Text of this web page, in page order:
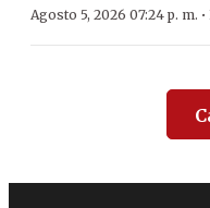
Agosto 5, 2026 07:24 p. m. ·